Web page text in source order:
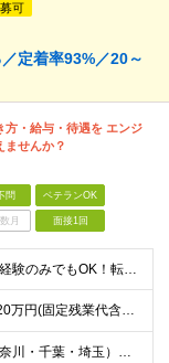
可
定着率93%／20～
方・給与・待遇を エンジ
ませんか？
問 ベテランOK
月 面接1回
＜第二新卒歓迎◎テスター経験のみでもOK！転職回数不問＞ ■学歴不問 ■ブランクOK ■エンジニアとしての実務経験が1年以上ある方 └開発、インフラ、工程、言語は一切不問！ ※未経験も若干名募集して
【経験者】月給40万円～120万円(固定残業代含む)+各種手当 ★前職給与の総収入額を100％保証｜還元率84％〜100％ ★20代の平均年収570万円 ※月給には、みなし残業手当(月30時間／5万
☆首都圏エリア（東京・神奈川・千葉・埼玉）・名古屋・大阪・福岡を中心とした全国各地のプロジェクト先に参画いただきます。 ※希望をヒアリングした上で決定します ☆全国各地からフルリモートOK 【本社】